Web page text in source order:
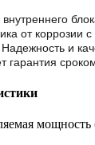
от коррозии
и
гарантия
мощность